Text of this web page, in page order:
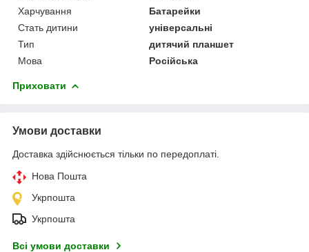
Харчування
Батарейки
Стать дитини
універсальні
Тип
дитячий планшет
Мова
Російська
Приховати
Умови доставки
Доставка здійснюється тільки по передоплаті.
Нова Пошта
Укрпошта
Укрпошта
Всі умови доставки